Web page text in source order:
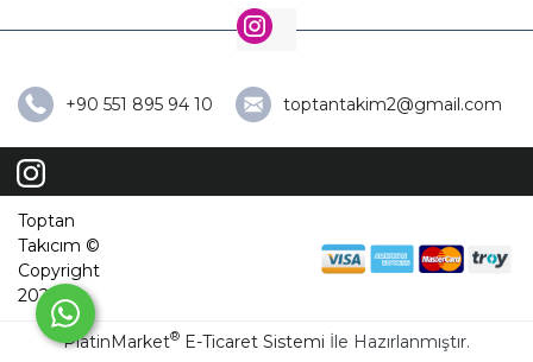
+90 551 895 94 10 toptantakim2@gmail.com
Toptan
Takıcım ©
Copyright
2026
PlatinMarket® E-Ticaret Sistemi İle Hazırlanmıştır.